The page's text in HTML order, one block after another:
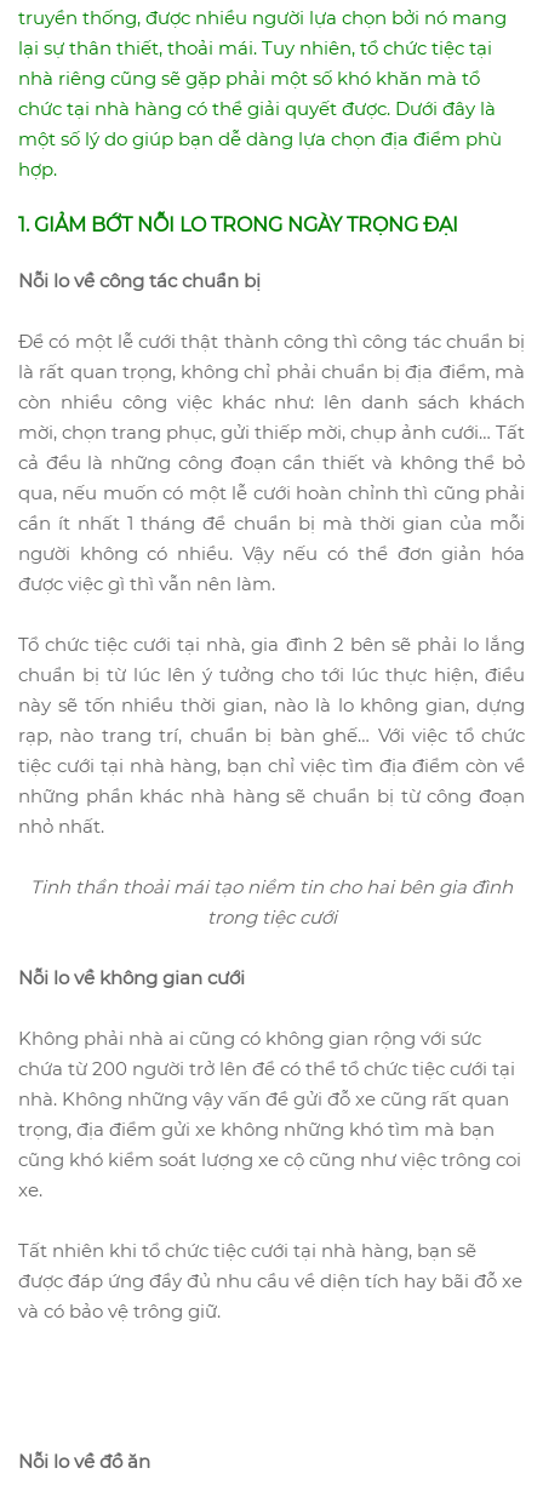
truyền thống, được nhiều người lựa chọn bởi nó mang
lại sự thân thiết, thoải mái. Tuy nhiên, tổ chức tiệc tại
nhà riêng cũng sẽ gặp phải một số khó khăn mà tổ
chức tại nhà hàng có thể giải quyết được. Dưới đây là
một số lý do giúp bạn dễ dàng lựa chọn địa điểm phù
hợp.
1. GIẢM BỚT NỖI LO TRONG NGÀY TRỌNG ĐẠI
Nỗi lo về công tác chuẩn bị
Để có một lễ cưới thật thành công thì công tác chuẩn bị
là rất quan trọng, không chỉ phải chuẩn bị địa điểm, mà
còn nhiều công việc khác như: lên danh sách khách
mời, chọn trang phục, gửi thiếp mời, chụp ảnh cưới… Tất
cả đều là những công đoạn cần thiết và không thể bỏ
qua, nếu muốn có một lễ cưới hoàn chỉnh thì cũng phải
cần ít nhất 1 tháng để chuẩn bị mà thời gian của mỗi
người không có nhiều. Vậy nếu có thể đơn giản hóa
được việc gì thì vẫn nên làm.
Tổ chức tiệc cưới tại nhà, gia đình 2 bên sẽ phải lo lắng
chuẩn bị từ lúc lên ý tưởng cho tới lúc thực hiện, điều
này sẽ tốn nhiều thời gian, nào là lo không gian, dựng
rạp, nào trang trí, chuẩn bị bàn ghế… Với việc tổ chức
tiệc cưới tại nhà hàng, bạn chỉ việc tìm địa điểm còn về
những phần khác nhà hàng sẽ chuẩn bị từ công đoạn
nhỏ nhất.
Tinh thần thoải mái tạo niềm tin cho hai bên gia đình
trong tiệc cưới
Nỗi lo về không gian cưới
Không phải nhà ai cũng có không gian rộng với sức
chứa từ 200 người trở lên để có thể tổ chức tiệc cưới tại
nhà. Không những vậy vấn đề gửi đỗ xe cũng rất quan
trọng, địa điểm gửi xe không những khó tìm mà bạn
cũng khó kiểm soát lượng xe cộ cũng như việc trông coi
xe.
Tất nhiên khi tổ chức tiệc cưới tại nhà hàng, bạn sẽ
được đáp ứng đầy đủ nhu cầu về diện tích hay bãi đỗ xe
và có bảo vệ trông giữ.
Nỗi lo về đồ ăn